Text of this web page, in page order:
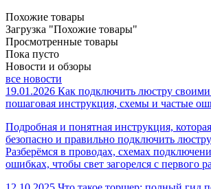
Похожие товары
Загрузка "Похожие товары"
Просмотренные товары
Пока пусто
Новости и обзоры
все новости
19.01.2026 Как подключить люстру
пошаговая инструкция, схемы и частые
Подробная и понятная инструкция,
безопасно и правильно подключить
Разберёмся в проводах, схемах
ошибках, чтобы свет загорелся с первого